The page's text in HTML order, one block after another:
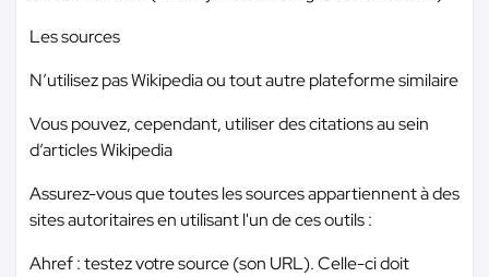
Les sources
N’utilisez pas Wikipedia ou tout autre plateforme similaire
Vous pouvez, cependant, utiliser des citations au sein
d’articles Wikipedia
Assurez-vous que toutes les sources appartiennent à des
sites autoritaires en utilisant l'un de ces outils :
Ahref : testez votre source (son URL). Celle-ci doit